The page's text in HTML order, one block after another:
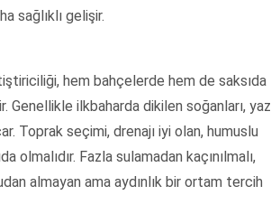
sağlıklı gelişir.
hem bahçelerde hem de saksıda
Genellikle ilkbaharda dikilen soğanları, yaz
Toprak seçimi, drenajı iyi olan, humuslu
olmalıdır. Fazla sulamadan kaçınılmalı,
almayan ama aydınlık bir ortam tercih